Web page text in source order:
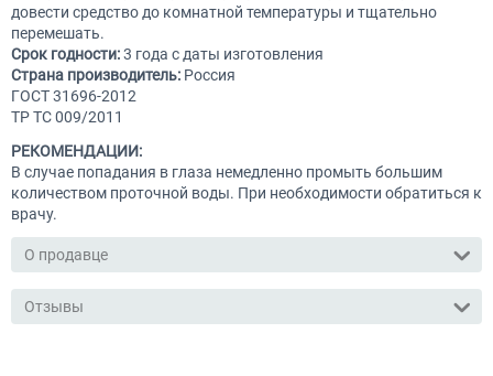
довести средство до комнатной температуры и тщательно
перемешать.
Срок годности:3 года с даты изготовления
Страна производитель: Россия
ГОСТ 31696-2012
ТР ТС 009/2011
РЕКОМЕНДАЦИИ:
В случае попадания в глаза немедленно промыть большим
количеством проточной воды. При необходимости обратиться к
врачу.
О продавце
Отзывы